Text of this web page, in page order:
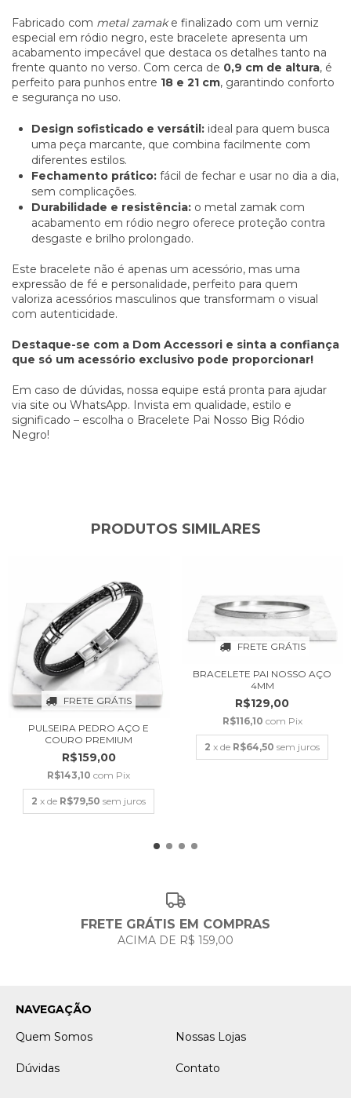
Fabricado com metal zamake finalizado com um verniz
especial em ródio negro, este bracelete apresenta um
acabamento impecável que destaca os detalhes tanto na
frente quanto no verso. Com cerca de 0,9 cm de altura, é
perfeito para punhos entre 18 e 21 cm, garantindo conforto
e segurança no uso.
Design sofisticado e versátil: ideal para quem busca
uma peça marcante, que combina facilmente com
diferentes estilos.
Fechamento prático: fácil de fechar e usar no dia a dia,
sem complicações.
Durabilidade e resistência: o metal zamak com
acabamento em ródio negro oferece proteção contra
desgaste e brilho prolongado.
Este bracelete não é apenas um acessório, mas uma
expressão de fé e personalidade, perfeito para quem
valoriza acessórios masculinos que transformam o visual
com autenticidade.
Destaque-se com a Dom Accessori e sinta a confiança
que só um acessório exclusivo pode proporcionar!
Em caso de dúvidas, nossa equipe está pronta para ajudar
via site ou WhatsApp. Invista em qualidade, estilo e
significado – escolha o Bracelete Pai Nosso Big Ródio
Negro!
PRODUTOS SIMILARES
FRETE GRÁTIS
PULSEIRA PEDRO AÇO E
COURO PREMIUM
R$159,00
R$143,10com Pix
2 x de R$79,50 sem juros
FRETE GRÁTIS
BRACELETE PAI NOSSO AÇO
4MM
R$129,00
R$116,10 com Pix
2 x de R$64,50 sem juros
FRETE GRÁTIS EM COMPRAS
ACIMA DE R$ 159,00
NAVEGAÇÃO
Quem Somos
Nossas Lojas
Dúvidas Contato